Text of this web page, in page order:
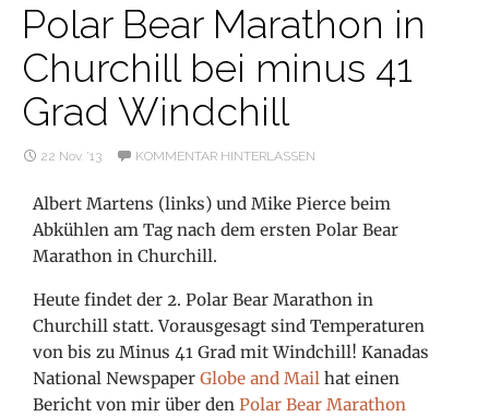
Polar Bear Marathon in
Churchill bei minus 41
Grad Windchill
22 Nov. ’13 KOMMENTAR HINTERLASSEN
Albert Martens (links) und Mike Pierce beim
Abkühlen am Tag nach dem ersten Polar Bear
Marathon in Churchill.
Heute findet der 2. Polar Bear Marathon in
Churchill statt. Vorausgesagt sind Temperaturen
von bis zu Minus 41 Grad mit Windchill! Kanadas
National NewspaperGlobe and Mailhat einen
Bericht von mir über denPolar Bear Marathon